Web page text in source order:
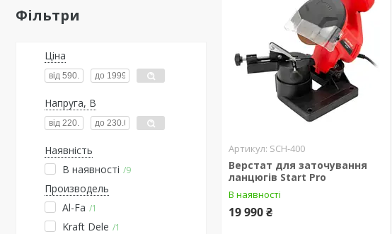
Фільтри
Ціна
Напруга, В
Наявність
В наявності
9
Производель
Al-Fa
1
Kraft Dele 1
SCH-400
Верстат для заточування
ланцюгів Start Pro
В наявності
19 990 ₴